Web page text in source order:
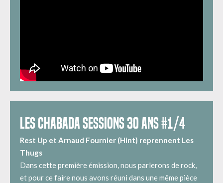
LES CHABADA SESSIONS 30 ANS #1/4
Rest Up et Arnaud Fournier (Hint) reprennent Les
Thugs
Dans cette première émission, nous parlerons de rock,
et pour ce faire nous avons réuni dans une même pièce